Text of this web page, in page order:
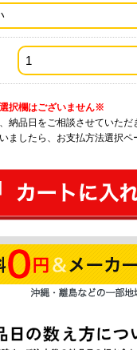
択欄はございません※
納品日をご相談させていただ
ましたら、お支払方法選択